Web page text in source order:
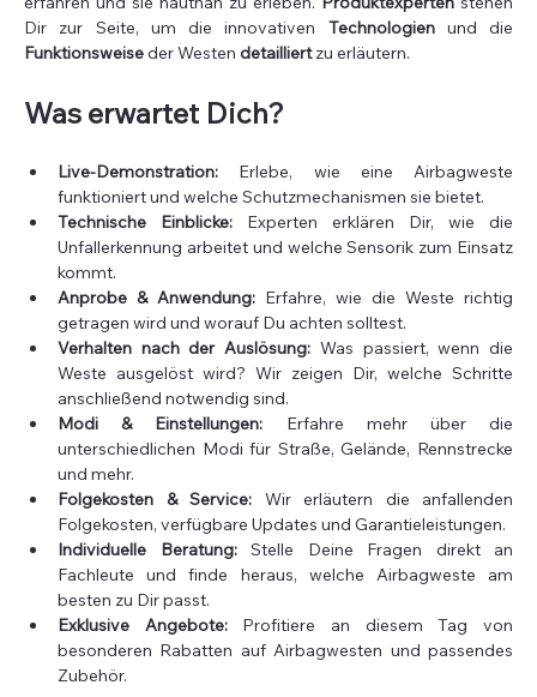
Dir zur Seite, um die innovativen Technologien
Funktionsweise der Westen detailliert zu erläutern.
Was erwartet Dich?
Live-Demonstration: Erlebe, wie eine Airbagweste
funktioniert und welche Schutzmechanismen sie bietet.
Technische Einblicke: Experten erklären Dir, wie die
Unfallerkennung arbeitet und welche Sensorik zum Einsatz
kommt.
Anprobe & Anwendung: Erfahre, wie die Weste richtig
getragen wird und worauf Du achten solltest.
Verhalten nach der Auslösung: Was passiert, wenn die
Weste ausgelöst wird? Wir zeigen Dir, welche Schritte
anschließend notwendig sind.
Modi & Einstellungen: Erfahre mehr über die
unterschiedlichen Modi für Straße, Gelände, Rennstrecke
und mehr.
Folgekosten & Service: Wir erläutern die anfallenden
Folgekosten, verfügbare Updates und Garantieleistungen.
Individuelle Beratung: Stelle Deine Fragen direkt an
Fachleute und finde heraus, welche Airbagweste am
besten zu Dir passt.
Exklusive Angebote: Profitiere an diesem Tag von
besonderen Rabatten auf Airbagwesten und passendes
Zubehör.